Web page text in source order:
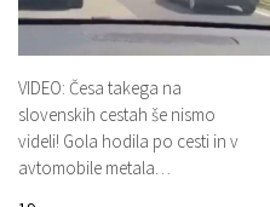
VIDEO: Česa takega na
slovenskih cestah še nismo
videli! Gola hodila po cesti in v
avtomobile metala…